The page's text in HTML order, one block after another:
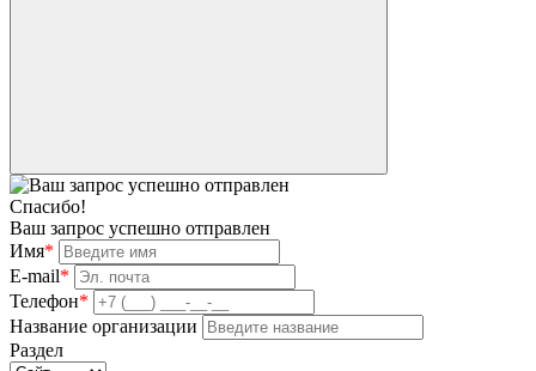
Спасибо!
Ваш запрос успешно отправлен
Имя*
E-mail*
Телефон*
Название организации
Раздел